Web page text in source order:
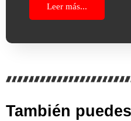
Leer más...
También